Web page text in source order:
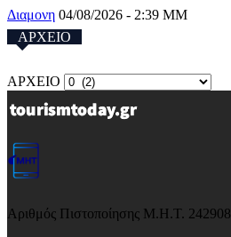
Διαμονη 04/08/2026 - 2:39 ΜΜ
ΑΡΧΕΙΟ
ΑΡΧΕΙΟ
Αριθμός Πιστοποίησης Μ.Η.Τ. 242908